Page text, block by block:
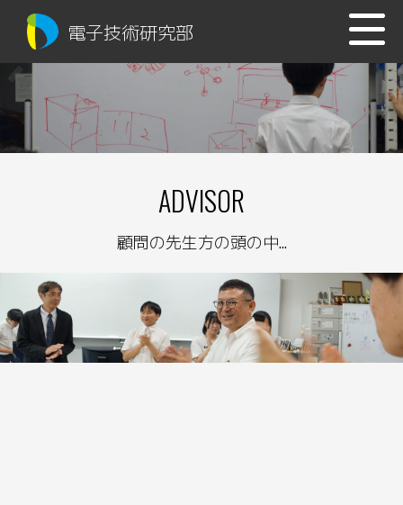
電子技術研究部
ADVISOR
顧問の先生方の頭の中...